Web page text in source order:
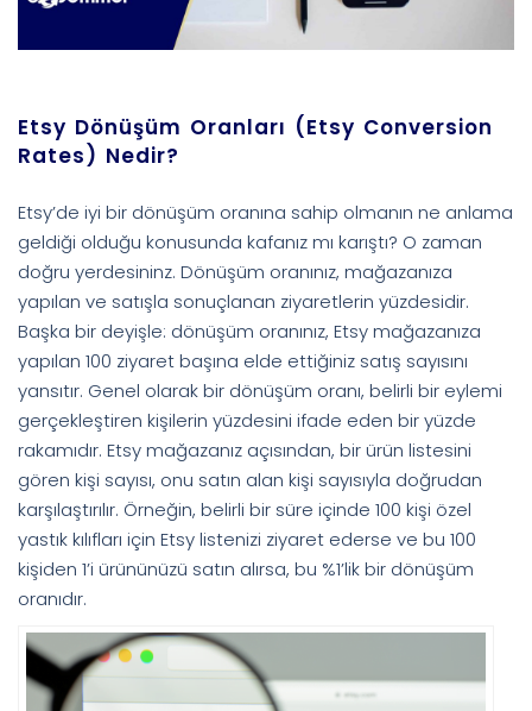
Etsy Dönüşüm Oranları (Etsy Conversion
Rates) Nedir?
Etsy’de iyi bir dönüşüm oranına sahip olmanın ne anlama
geldiği olduğu konusunda kafanız mı karıştı? O zaman
doğru yerdesininz. Dönüşüm oranınız, mağazanıza
yapılan ve satışla sonuçlanan ziyaretlerin yüzdesidir.
Başka bir deyişle: dönüşüm oranınız, Etsy mağazanıza
yapılan 100 ziyaret başına elde ettiğiniz satış sayısını
yansıtır. Genel olarak bir dönüşüm oranı, belirli bir eylemi
gerçekleştiren kişilerin yüzdesini ifade eden bir yüzde
rakamıdır. Etsy mağazanız açısından, bir ürün listesini
gören kişi sayısı, onu satın alan kişi sayısıyla doğrudan
karşılaştırılır. Örneğin, belirli bir süre içinde 100 kişi özel
yastık kılıfları için Etsy listenizi ziyaret ederse ve bu 100
kişiden 1’i ürününüzü satın alırsa, bu %1’lik bir dönüşüm
oranıdır.